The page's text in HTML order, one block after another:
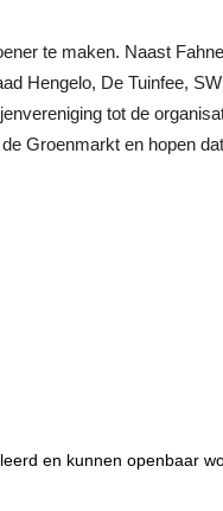
te maken. Naast
Hengelo, De Tuinfee,
tot de
Groenmarkt en hopen
en kunnen openbaar